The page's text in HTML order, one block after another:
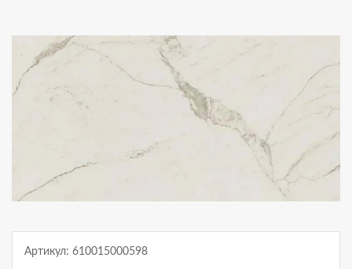
Артикул: 610015000598